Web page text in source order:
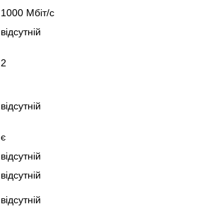
1000 Мбіт/с
відсутній
2
відсутній
є
відсутній
відсутній
відсутній